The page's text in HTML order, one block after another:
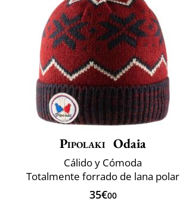
Pipolaki Odaia
Cálido y Cómoda
Totalmente forrado de lana polar
35€00